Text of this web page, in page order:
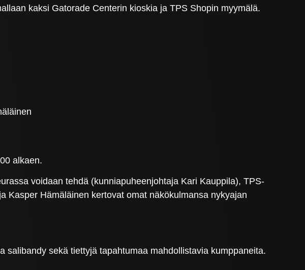
kaksi Gatorade Centerin kioskia ja TPS Shopin myymälä.
alkaen.
voidaan tehdä (kunniapuheenjohtaja Kari Kauppila), TPS-
Kasper Hämäläinen kertovat omat näkökulmansa nykyajan
sekä tiettyjä tapahtumaa mahdollistavia kumppaneita.